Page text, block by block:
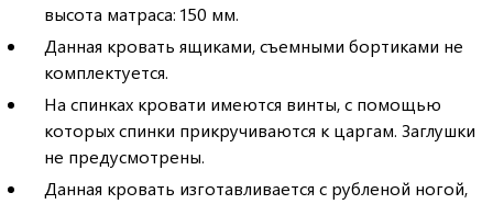
высота матраса: 150 мм.
Данная кровать ящиками, съемными бортиками не
комплектуется.
На спинках кровати имеются винты, с помощью
которых спинки прикручиваются к царгам. Заглушки
не предусмотрены.
Данная кровать изготавливается с рубленой ногой,